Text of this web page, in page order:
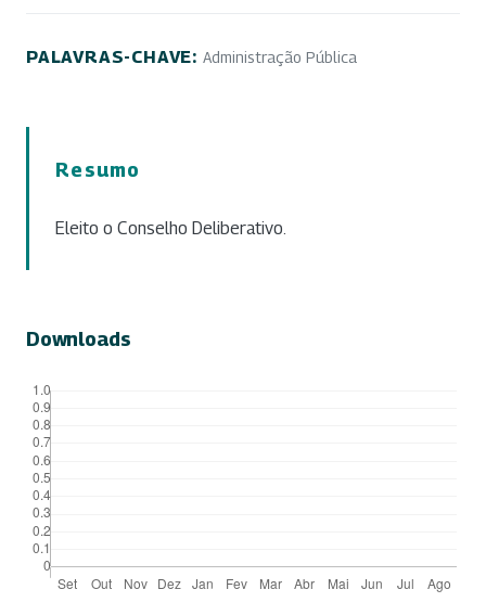
PALAVRAS-CHAVE: Administração Pública
Resumo
Eleito o Conselho Deliberativo.
Downloads